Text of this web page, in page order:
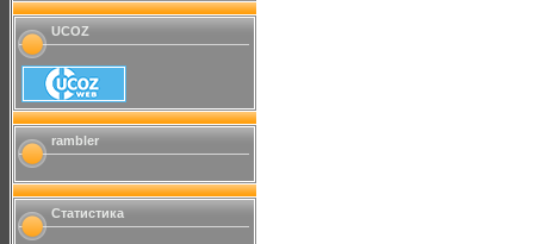
UCOZ
rambler
Статистика